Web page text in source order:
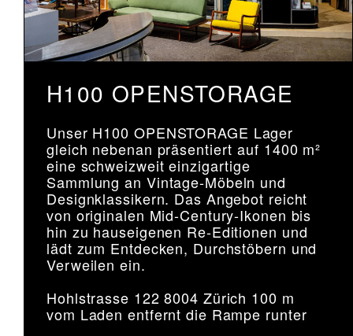
H100 OPENSTORAGE
Unser H100 OPENSTORAGE Lager
gleich nebenan präsentiert auf 1400 m²
eine schweizweit einzigartige
Sammlung an Vintage-Möbeln und
Designklassikern. Das Angebot reicht
von originalen Mid-Century-Ikonen bis
hin zu hauseigenen Re-Editionen und
lädt zum Entdecken, Durchstöbern und
Verweilen ein.
Hohlstrasse 122 8004 Zürich 100 m
vom Laden entfernt die Rampe runter